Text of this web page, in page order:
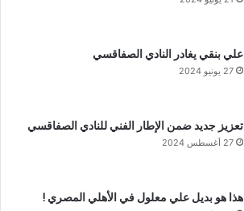
علي بنقي يغادر النادي الصفاقسي
27 يونيو 2024
تعزيز جديد ضمن الإطار الفني للنادي الصفاقسي
27 أغسطس 2024
هذا هو بديل علي معلول في الأهلي المصري !